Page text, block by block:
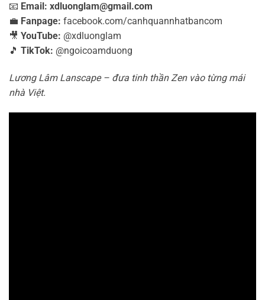
📧 Email: xdluonglam@gmail.com
💼 Fanpage: facebook.com/canhquannhatbancom
🎥 YouTube: @xdluonglam
🎵 TikTok: @ngoicoamduong
Lương Lâm Lanscape – đưa tinh thần Zen vào từng mái
nhà Việt.